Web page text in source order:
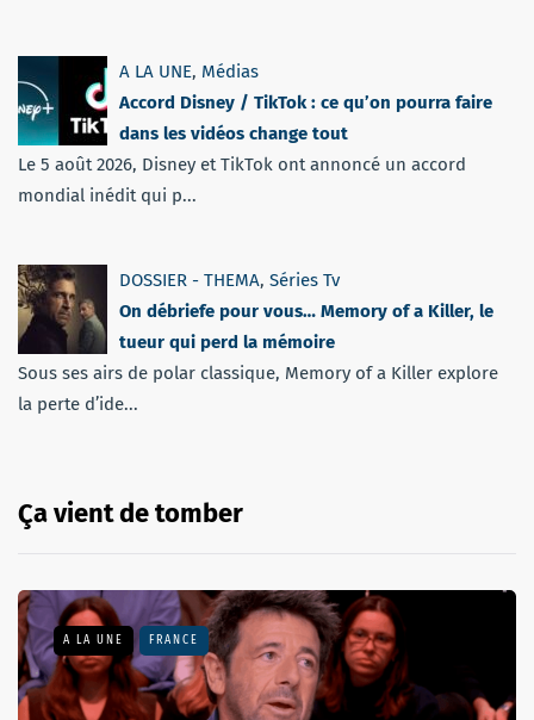
A LA UNE, Médias
Accord Disney / TikTok : ce qu’on pourra faire
dans les vidéos change tout
Le 5 août 2026, Disney et TikTok ont annoncé un accord
mondial inédit qui p...
DOSSIER - THEMA, Séries Tv
On débriefe pour vous… Memory of a Killer, le
tueur qui perd la mémoire
Sous ses airs de polar classique, Memory of a Killer explore
la perte d’ide...
Ça vient de tomber
A LA UNE FRANCE